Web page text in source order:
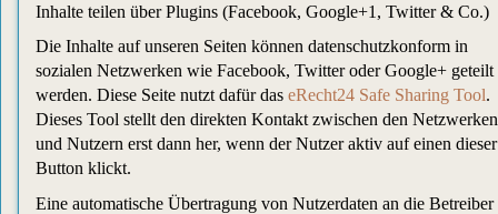
Inhalte teilen über Plugins (Facebook, Google+1, Twitter & Co.)
Die Inhalte auf unseren Seiten können datenschutzkonform in
sozialen Netzwerken wie Facebook, Twitter oder Google+ geteilt
werden. Diese Seite nutzt dafür das eRecht24 Safe Sharing Tool.
Dieses Tool stellt den direkten Kontakt zwischen den Netzwerken
und Nutzern erst dann her, wenn der Nutzer aktiv auf einen dieser
Button klickt.
Eine automatische Übertragung von Nutzerdaten an die Betreiber